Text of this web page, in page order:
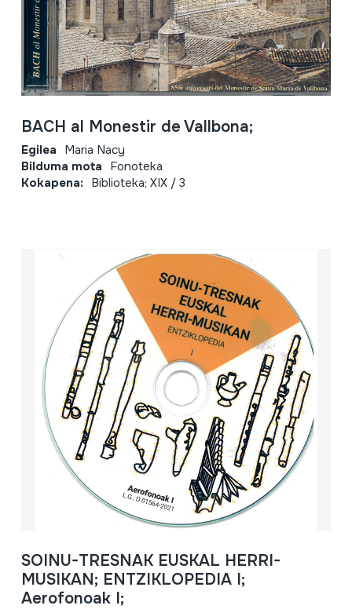
BACH al Monestir de Vallbona;
Egilea Maria Nacy
Bilduma mota Fonoteka
Kokapena: Biblioteka; XIX / 3
SOINU-TRESNAK EUSKAL HERRI-
MUSIKAN; ENTZIKLOPEDIA I;
Aerofonoak I;